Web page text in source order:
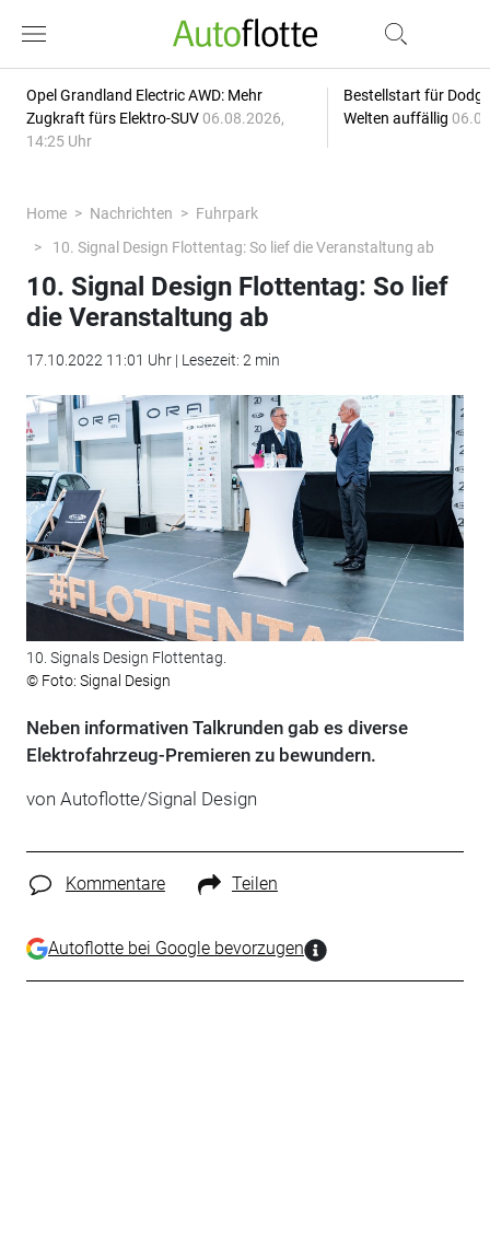
Opel Grandland Electric AWD: Mehr
Zugkraft fürs Elektro-SUV 06.08.2026,
14:25 Uhr
Bestellstart für
Welten auffällig
Home Nachrichten
Fuhrpark
10. Signal Design Flottentag: So lief die Veranstaltung ab
10. Signal Design Flottentag: So lief
die Veranstaltung ab
17.10.2022 11:01 Uhr | Lesezeit: 2 min
10. Signals Design Flottentag.
© Foto: Signal Design
Neben informativen Talkrunden gab es diverse
Elektrofahrzeug-Premieren zu bewundern.
von Autoflotte/Signal Design
Kommentare Teilen
Autoflotte bei Google bevorzugen